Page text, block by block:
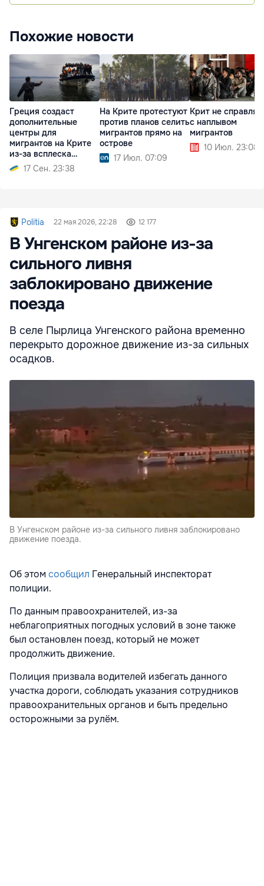
Похожие новости
Греция создаст
дополнительные
центры для
мигрантов на Крите
из-за всплеска
прибывших
17 Сен. 23:38
На Крите протестуют
против планов селить
мигрантов прямо на
острове
17 Июл. 07:09
Крит не
с наплывом
мигрантов
10 Июл. 23:08
Politia 22 мая 2026, 22:28 12 177
В Унгенском районе из-за
сильного ливня
заблокировано движение
поезда
В селе Пырлица Унгенского района временно
перекрыто дорожное движение из-за сильных
осадков.
В Унгенском районе из-за сильного ливня заблокировано
движение поезда.
Об этомсообщил Генеральный инспекторат
полиции.
По данным правоохранителей, из-за
неблагоприятных погодных условий в зоне также
был остановлен поезд, который не может
продолжить движение.
Полиция призвала водителей избегать данного
участка дороги, соблюдать указания сотрудников
правоохранительных органов и быть предельно
осторожными за рулём.